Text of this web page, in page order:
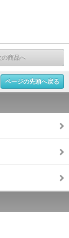
の商品へ
ページの先頭へ戻る